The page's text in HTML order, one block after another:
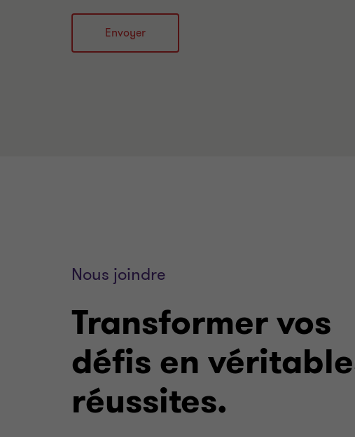
Envoyer
Nous joindre
Transformer vos
défis en
réussites.